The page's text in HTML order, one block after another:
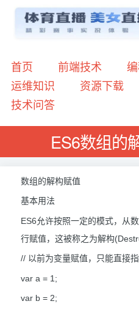
首页 前端技术
运维知识
资源下载
技术问答
ES6数组的
数组的解构赋值
基本用法
ES6允许按照一定的模式，从
行赋值，这被称之为解构
// 以前为变量赋值，只能直接
var a = 1;
var b = 2;